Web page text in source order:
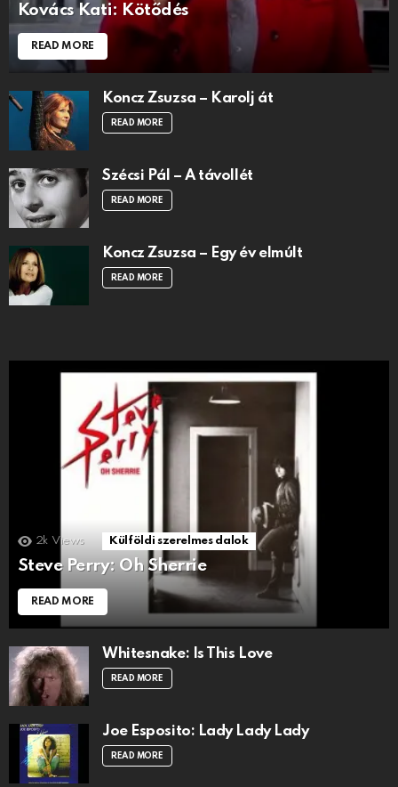
Kovács Kati: Kötődés
READ MORE
Koncz Zsuzsa – Karolj át
READ MORE
Szécsi Pál – A távollét
READ MORE
Koncz Zsuzsa – Egy év elmúlt
READ MORE
2k Views Külföldi szerelmes dalok
Steve Perry: Oh Sherrie
READ MORE
Whitesnake: Is This Love
READ MORE
Joe Esposito: Lady Lady Lady
READ MORE